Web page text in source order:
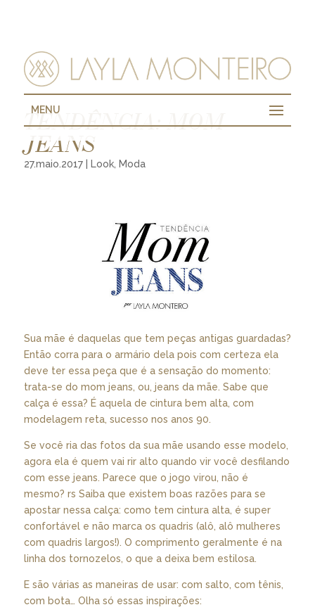
MENU
TENDÊNCIA: MOM
JEANS
27.maio.2017| Look, Moda
Sua mãe é daquelas que tem peças antigas guardadas?
Então corra para o armário dela pois com certeza ela
deve ter essa peça que é a sensação do momento:
trata-se do mom jeans, ou, jeans da mãe. Sabe que
calça é essa? É aquela de cintura bem alta, com
modelagem reta, sucesso nos anos 90.
Se você ria das fotos da sua mãe usando esse modelo,
agora ela é quem vai rir alto quando vir você desfilando
com esse jeans. Parece que o jogo virou, não é
mesmo? rs Saiba que existem boas razões para se
apostar nessa calça: como tem cintura alta, é super
confortável e não marca os quadris (alô, alô mulheres
com quadris largos!). O comprimento geralmente é na
linha dos tornozelos, o que a deixa bem estilosa.
E são várias as maneiras de usar: com salto, com tênis,
com bota… Olha só essas inspirações: